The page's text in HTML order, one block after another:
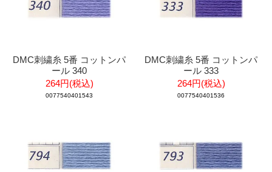
DMC刺繍糸 5番 コットンパ
ール 340
264円(税込)
0077540401543
DMC刺繍糸 5番 コットンパ
ール 333
264円(税込)
0077540401536